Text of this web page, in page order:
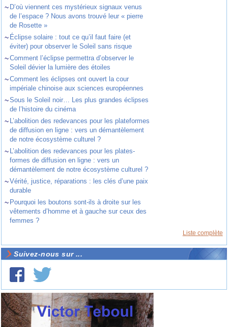
~ D’où viennent ces mystérieux signaux venus
de l’espace ? Nous avons trouvé leur « pierre
de Rosette »
~ Éclipse solaire : tout ce qu’il faut faire (et
éviter) pour observer le Soleil sans risque
~Comment l’éclipse permettra d’observer le
Soleil dévier la lumière des étoiles
~Comment les éclipses ont ouvert la cour
impériale chinoise aux sciences européennes
~Sous le Soleil noir… Les plus grandes éclipses
de l’histoire du cinéma
~ L’abolition des redevances pour les plateformes
de diffusion en ligne : vers un démantèlement
de notre écosystème culturel ?
~ L’abolition des redevances pour les plates-
formes de diffusion en ligne : vers un
démantèlement de notre écosystème culturel ?
~Vérité, justice, réparations : les clés d’une paix
durable
~ Pourquoi les boutons sont-ils à droite sur les
vêtements d’homme et à gauche sur ceux des
femmes ?
Liste complète
Suivez-nous sur ...